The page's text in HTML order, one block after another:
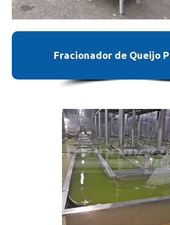
Fracionador de Queijo